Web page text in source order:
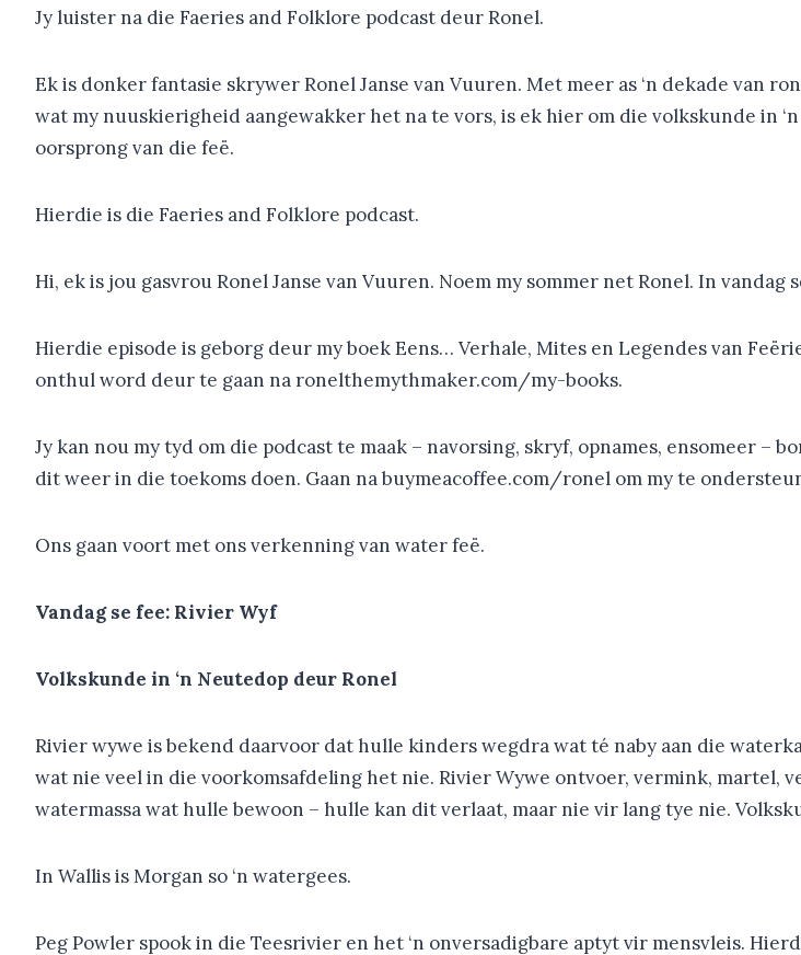
Jy luister na die Faeries and Folklore podcast deur Ronel.
Ek is donker fantasie skrywer Ronel Janse van Vuuren. Met meer as ‘n dekade van
wat my nuuskierigheid aangewakker het na te vors, is ek hier om die volkskunde in
oorsprong van die feë.
Hierdie is die Faeries and Folklore podcast.
Hi, ek is jou gasvrou Ronel Janse van Vuuren. Noem my sommer net Ronel. In
Hierdie episode is geborg deur my boek Eens… Verhale, Mites en Legendes van
onthul word deur te gaan na ronelthemythmaker.com/my-books.
Jy kan nou my tyd om die podcast te maak – navorsing, skryf, opnames, ensomeer –
dit weer in die toekoms doen. Gaan na buymeacoffee.com/ronel om my te
Ons gaan voort met ons verkenning van water feë.
Vandag se fee: Rivier Wyf
Volkskunde in ‘n Neutedop deur Ronel
Rivier wywe is bekend daarvoor dat hulle kinders wegdra wat té naby aan die
wat nie veel in die voorkomsafdeling het nie. Rivier Wywe ontvoer, vermink, martel,
watermassa wat hulle bewoon – hulle kan dit verlaat, maar nie vir lang tye nie.
In Wallis is Morgan so ‘n watergees.
Peg Powler spook in die Teesrivier en het ‘n onversadigbare aptyt vir mensvleis.